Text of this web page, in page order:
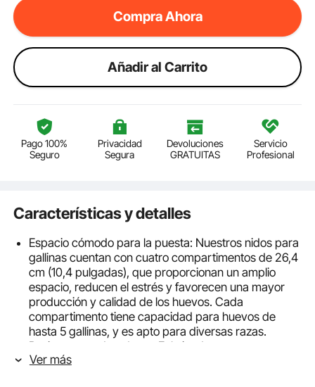
Compra Ahora
Añadir al Carrito
Pago 100%
Seguro
Privacidad
Segura
Devoluciones
GRATUITAS
Servicio
Profesional
Características y detalles
Espacio cómodo para la puesta: Nuestros nidos para
gallinas cuentan con cuatro compartimentos de 26,4
cm (10,4 pulgadas), que proporcionan un amplio
espacio, reducen el estrés y favorecen una mayor
producción y calidad de los huevos. Cada
compartimento tiene capacidad para huevos de
hasta 5 gallinas, y es apto para diversas razas.
Resistentes y duraderas: Fabricadas con acero
galvanizado de alta calidad y plástico fácil de limpiar,
Ver más